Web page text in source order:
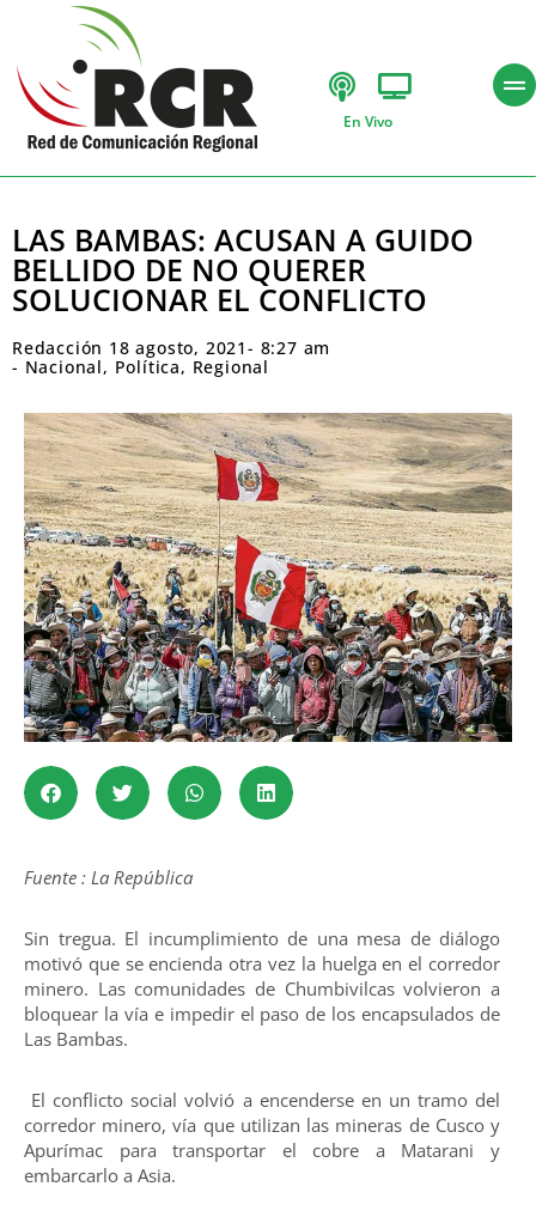
En Vivo
LAS BAMBAS: ACUSAN A GUIDO
BELLIDO DE NO QUERER
SOLUCIONAR EL CONFLICTO
Redacción 18 agosto, 2021- 8:27 am
- Nacional, Política, Regional
Fuente : La República
Sin tregua. El incumplimiento de una mesa de diálogo
motivó que se encienda otra vez la huelga en el corredor
minero. Las comunidades de Chumbivilcas volvieron a
bloquear la vía e impedir el paso de los encapsulados de
Las Bambas.
El conflicto social volvió a encenderse en un tramo del
corredor minero, vía que utilizan las mineras de Cusco y
Apurímac para transportar el cobre a Matarani y
embarcarlo a Asia.